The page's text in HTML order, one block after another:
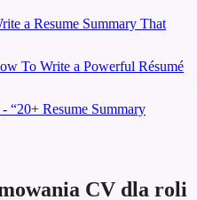
a Resume Summary That
To Write a Powerful Résumé
“20+ Resume Summary
CV dla roli